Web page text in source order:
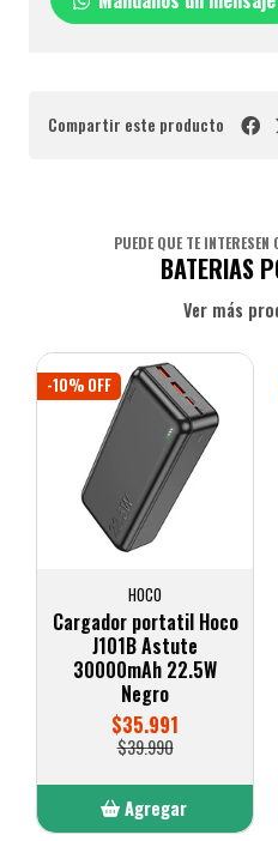
Compartir este producto
PUEDE QUE TE
BATERIAS
Ver más
-10% OFF
HOCO
Cargador portatil Hoco
J101B Astute
30000mAh 22.5W
Negro
$35.991
$39.990
Agregar